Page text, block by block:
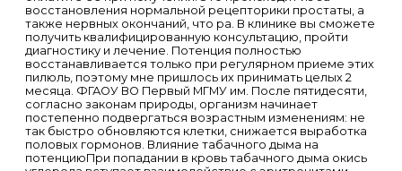
восстановления нормальной рецепторики простаты, а
также нервных окончаний, что ра. В клинике вы сможете
получить квалифицированную консультацию, пройти
диагностику и лечение. Потенция полностью
восстанавливается только при регулярном приеме этих
пилюль, поэтому мне пришлось их принимать целых 2
месяца. ФГАОУ ВО Первый МГМУ им. После пятидесяти,
согласно законам природы, организм начинает
постепенно подвергаться возрастным изменениям: не
так быстро обновляются клетки, снижается выработка
половых гормонов. Влияние табачного дыма на
потенциюПри попадании в кровь табачного дыма окись